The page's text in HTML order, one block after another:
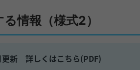
情報（様式2）
更新 詳しくはこちら(PDF)